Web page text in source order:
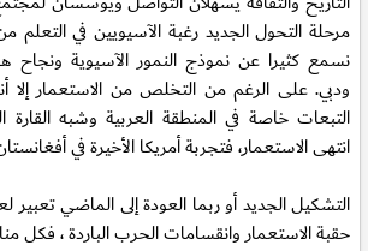
مرحلة التحول الجديد رغبة الآسيويين في التعلم
نسمع كثيرا عن نموذج النمور الآسيوية ونجاح
ودبي. على الرغم من التخلص من الاستعمار
التبعات خاصة في المنطقة العربية وشبه القارة
انتهى الاستعمار، فتجربة أمريكا الأخيرة في
التشكيل الجديد أو ربما العودة إلى الماضي
حقبة الاستعمار وانقسامات الحرب الباردة ، فكل